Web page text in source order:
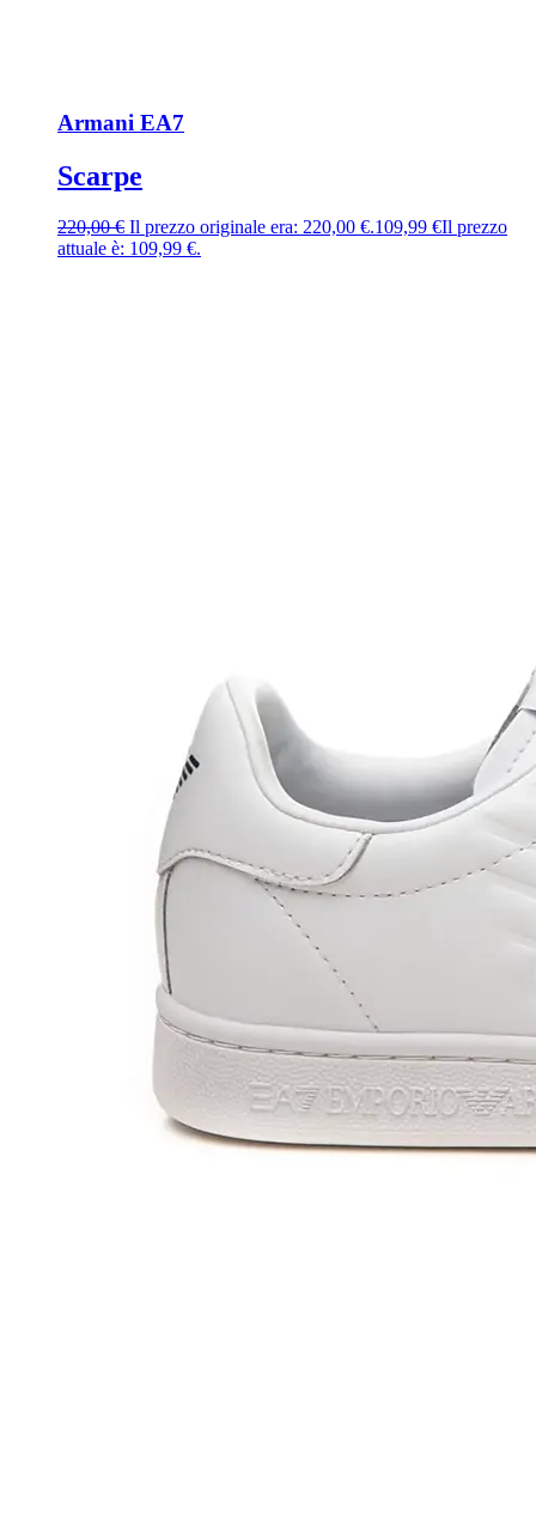
Armani EA7
Scarpe
220,00€ Il prezzo originale era: 220,00 €.109,99 €Il prezzo
attuale è: 109,99 €.